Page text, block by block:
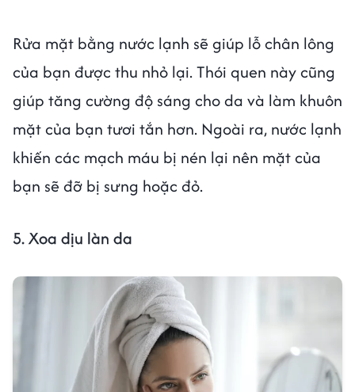
Rửa mặt bằng nước lạnh sẽ giúp lỗ chân lông
của bạn được thu nhỏ lại. Thói quen này cũng
giúp tăng cường độ sáng cho da và làm khuôn
mặt của bạn tươi tắn hơn. Ngoài ra, nước lạnh
khiến các mạch máu bị nén lại nên mặt của
bạn sẽ đỡ bị sưng hoặc đỏ.
5. Xoa dịu làn da